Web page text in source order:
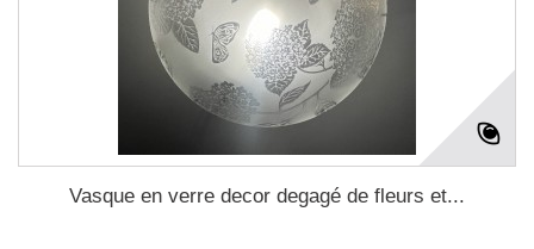
Vasque en verre decor degagé de fleurs et...